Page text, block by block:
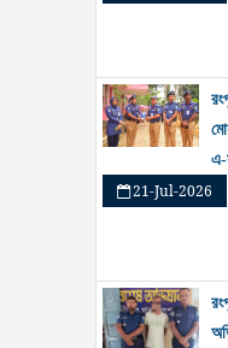
এ-
21-Jul-2026